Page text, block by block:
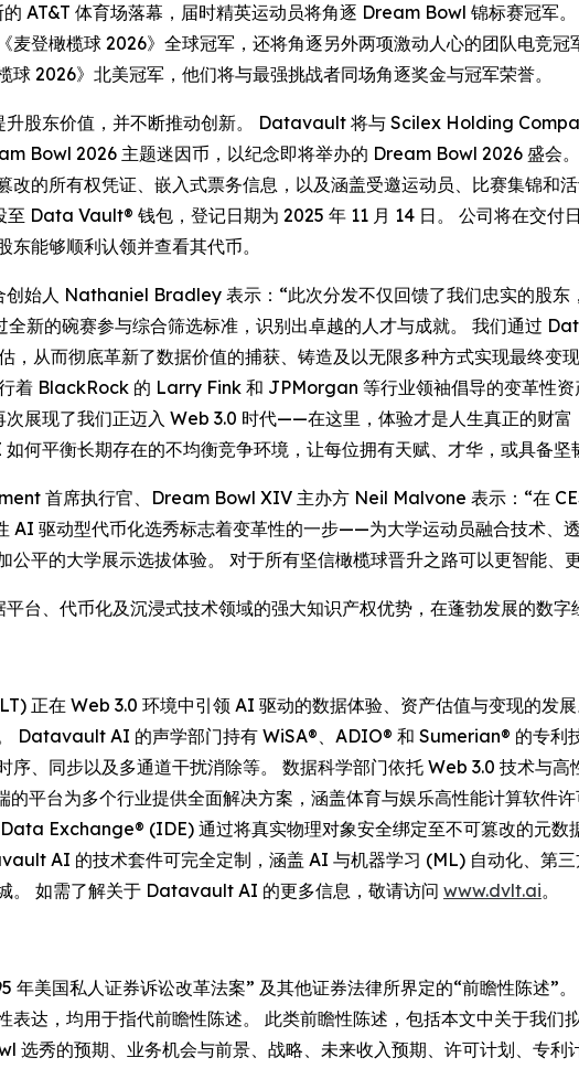
的 AT&T 体育场落幕，届时精英运动员将角逐 Dream Bowl 锦标赛冠
麦登橄榄球 2026》全球冠军，还将角逐另外两项激动人心的团队电竞
球 2026》北美冠军，他们将与最强挑战者同场角逐奖金与冠军荣誉。
股东价值，并不断推动创新。 Datavault 将与 Scilex Holding
Bowl 2026 主题迷因币，以纪念即将举办的 Dream Bowl 2026 盛会
改的所有权凭证、嵌入式票务信息，以及涵盖受邀运动员、比赛集锦和
至 Data Vault® 钱包，登记日期为 2025 年 11 月 14 日。 公司将在交付
能够顺利认领并查看其代币。
始人 Nathaniel Bradley 表示：“此次分发不仅回馈了我们忠实的股
新的碗赛参与综合筛选标准，识别出卓越的人才与成就。 我们通过
，从而彻底革新了数据价值的捕获、铸造及以无限多种方式实现最终
着 BlackRock 的 Larry Fink 和 JPMorgan 等行业领袖倡导的变革性
展现了我们正迈入 Web 3.0 时代——在这里，体验才是人生真正的财
何平衡长期存在的不均衡竞争环境，让每位拥有天赋、才华，或具备
首席执行官、Dream Bowl XIV 主办方 Neil Malvone 表示：“在
驱动型代币化选秀标志着变革性的一步——为大学运动员融合技术、
公平的大学展示选拔体验。 对于所有坚信橄榄球晋升之路可以更智能、
台、代币化及沉浸式技术领域的强大知识产权优势，在蓬勃发展的数字
在 Web 3.0 环境中引领 AI 驱动的数据体验、资产估值与变现的发
Datavault AI 的声学部门持有 WiSA®、ADIO® 和 Sumerian® 的专利
序、同步以及多通道干扰消除等。 数据科学部门依托 Web 3.0 技术与
平台为多个行业提供全面解决方案，涵盖体育与娱乐高性能计算软件
Exchange® (IDE) 通过将真实物理对象安全绑定至不可篡改的元数
AI 的技术套件可完全定制，涵盖 AI 与机器学习 (ML) 自动化、第三
。 如需了解关于 Datavault AI 的更多信息，敬请访问 www.dvlt.ai。
年美国私人证券诉讼改革法案” 及其他证券法律所界定的“前瞻性陈述”
表达，均用于指代前瞻性陈述。 此类前瞻性陈述，包括本文中关于我
选秀的预期、业务机会与前景、战略、未来收入预期、许可计划、专